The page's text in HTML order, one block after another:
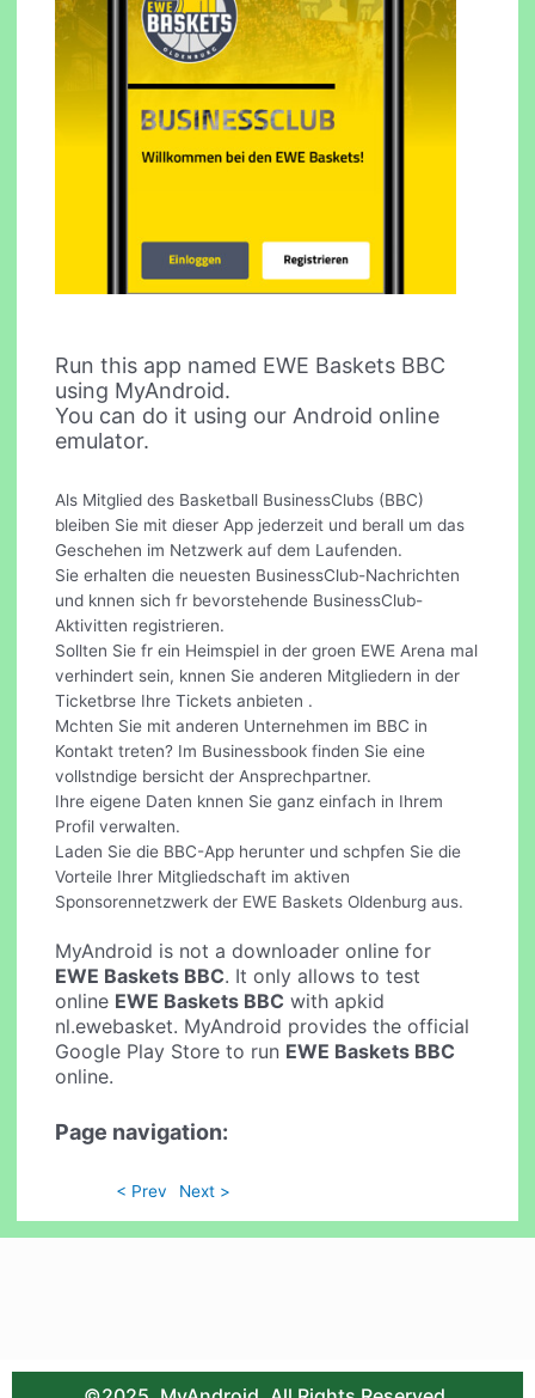
Run this app named EWE Baskets BBC
using MyAndroid.
You can do it using our Android online
emulator.
Als Mitglied des Basketball BusinessClubs (BBC)
bleiben Sie mit dieser App jederzeit und berall um das
Geschehen im Netzwerk auf dem Laufenden.
Sie erhalten die neuesten BusinessClub-Nachrichten
und knnen sich fr bevorstehende BusinessClub-
Aktivitten registrieren.
Sollten Sie fr ein Heimspiel in der groen EWE Arena mal
verhindert sein, knnen Sie anderen Mitgliedern in der
Ticketbrse Ihre Tickets anbieten .
Mchten Sie mit anderen Unternehmen im BBC in
Kontakt treten? Im Businessbook finden Sie eine
vollstndige bersicht der Ansprechpartner.
Ihre eigene Daten knnen Sie ganz einfach in Ihrem
Profil verwalten.
Laden Sie die BBC-App herunter und schpfen Sie die
Vorteile Ihrer Mitgliedschaft im aktiven
Sponsorennetzwerk der EWE Baskets Oldenburg aus.
MyAndroid is not a downloader online for
EWE Baskets BBC. It only allows to test
online EWE Baskets BBC with apkid
nl.ewebasket. MyAndroid provides the official
Google Play Store to run EWE Baskets BBC
online.
Page navigation:
< Prev Next >